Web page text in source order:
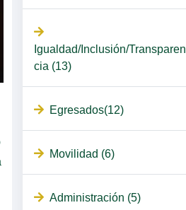
Igualdad/Inclusión/Transparen
cia (13)
Egresados(12)
Movilidad (6)
Administración (5)